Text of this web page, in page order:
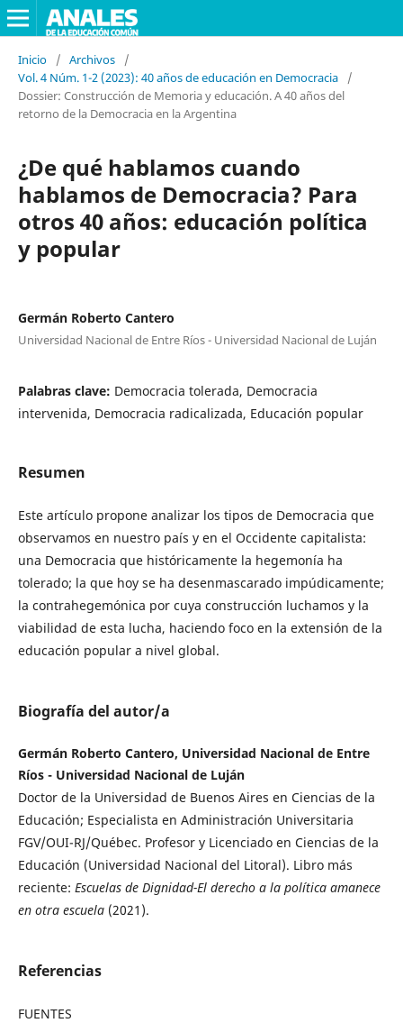
Inicio / Archivos
/
Vol. 4 Núm. 1-2 (2023): 40 años de educación en Democracia
/
Dossier: Construcción de Memoria y educación. A 40 años del
retorno de la Democracia en la Argentina
¿De qué hablamos cuando
hablamos de Democracia? Para
otros 40 años: educación política
y popular
Germán Roberto Cantero
Universidad Nacional de Entre Ríos - Universidad Nacional de Luján
Palabras clave: Democracia tolerada, Democracia
intervenida, Democracia radicalizada, Educación popular
Resumen
Este artículo propone analizar los tipos de Democracia que
observamos en nuestro país y en el Occidente capitalista:
una Democracia que históricamente la hegemonía ha
tolerado; la que hoy se ha desenmascarado impúdicamente;
la contrahegemónica por cuya construcción luchamos y la
viabilidad de esta lucha, haciendo foco en la extensión de la
educación popular a nivel global.
Biografía del autor/a
Germán Roberto Cantero, Universidad Nacional de Entre
Ríos - Universidad Nacional de Luján
Doctor de la Universidad de Buenos Aires en Ciencias de la
Educación; Especialista en Administración Universitaria
FGV/OUI-RJ/Québec. Profesor y Licenciado en Ciencias de la
Educación (Universidad Nacional del Litoral). Libro más
reciente: Escuelas de Dignidad-El derecho a la política amanece
en otra escuela (2021).
Referencias
FUENTES